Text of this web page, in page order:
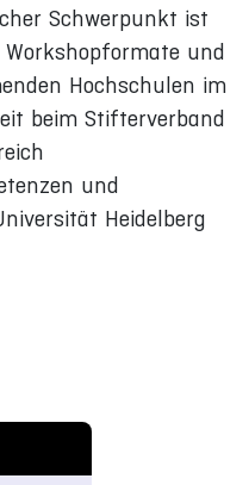
Schwerpunkt ist
und
Hochschulen im
beim Stifterverband
und
Heidelberg